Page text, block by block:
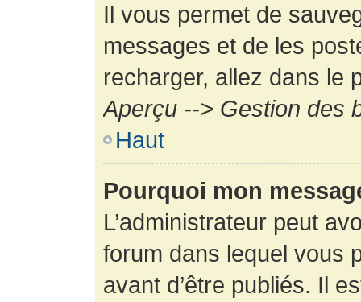
Il vous permet de
messages et de les
recharger, allez dans le
Aperçu --> Gestion des
Haut
Pourquoi mon
L’administrateur peut
forum dans lequel vous
avant d’être publiés. Il